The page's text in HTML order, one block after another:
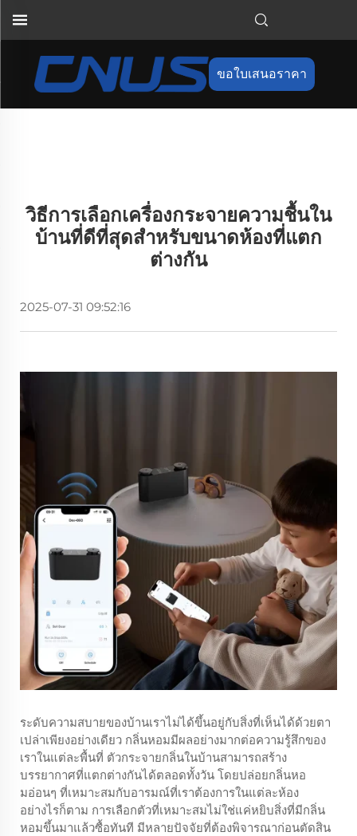
ขอใบเสนอราคา
วิธีการเลือกเครื่องกระจายความชื้นใน
บ้านที่ดีที่สุดสำหรับขนาดห้องที่แตก
ต่างกัน
2025-07-31 09:52:16
ระดับความสบายของบ้านเราไม่ได้ขึ้นอยู่กับสิ่งที่เห็นได้ด้วยตา
เปล่าเพียงอย่างเดียว กลิ่นหอมมีผลอย่างมากต่อความรู้สึกของ
เราในแต่ละพื้นที่ ตัวกระจายกลิ่นในบ้านสามารถสร้าง
บรรยากาศที่แตกต่างกันได้ตลอดทั้งวัน โดยปล่อยกลิ่นหอ
มอ่อนๆ ที่เหมาะสมกับอารมณ์ที่เราต้องการในแต่ละห้อง
อย่างไรก็ตาม การเลือกตัวที่เหมาะสมไม่ใช่แค่หยิบสิ่งที่มีกลิ่น
หอมขึ้นมาแล้วซื้อทันที มีหลายปัจจัยที่ต้องพิจารณาก่อนตัดสิน